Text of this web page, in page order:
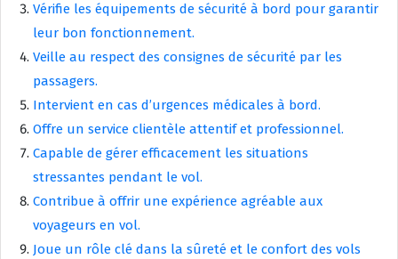
Vérifie les équipements de sécurité à bord pour garantir
leur bon fonctionnement.
Veille au respect des consignes de sécurité par les
passagers.
Intervient en cas d’urgences médicales à bord.
Offre un service clientèle attentif et professionnel.
Capable de gérer efficacement les situations
stressantes pendant le vol.
Contribue à offrir une expérience agréable aux
voyageurs en vol.
Joue un rôle clé dans la sûreté et le confort des vols